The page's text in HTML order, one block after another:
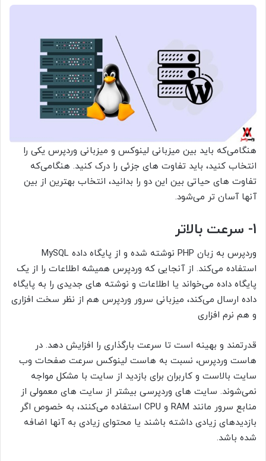
هنگامی‌که باید بین میزبانی لینوکس و میزبانی وردپرس یکی را
انتخاب کنید، باید تفاوت های جزئی را درک کنید. هنگامی‌که
تفاوت های حیاتی بین این دو را بدانید، انتخاب بهترین از بین
آنها آسان تر می‌شود.
1- سرعت بالاتر
وردپرس به زبان PHP نوشته شده و از پایگاه داده MySQL
استفاده می‌کند. از آنجایی که وردپرس همیشه اطلاعات را از یک
پایگاه داده می‌خواند یا اطلاعات و نوشته های جدیدی را به پایگاه
داده ارسال می‌کند، میزبانی سرور وردپرس هم از نظر سخت افزاری
و هم نرم افزاری
قدرتمند و بهینه است تا سرعت بارگذاری را افزایش دهد. در
هاست وردپرس، نسبت به هاست لینوکس سرعت صفحات وب
سایت بالاست و کاربران برای بازدید از سایت با مشکل مواجه
نمی‌شوند. سایت های وردپرسی بیشتر از سایت های معمولی از
منابع سرور مانند RAM و CPU استفاده می‌کنند، به خصوص اگر
بازدیدهای زیادی داشته باشند یا محتوای زیادی به آنها اضافه
شده باشد.